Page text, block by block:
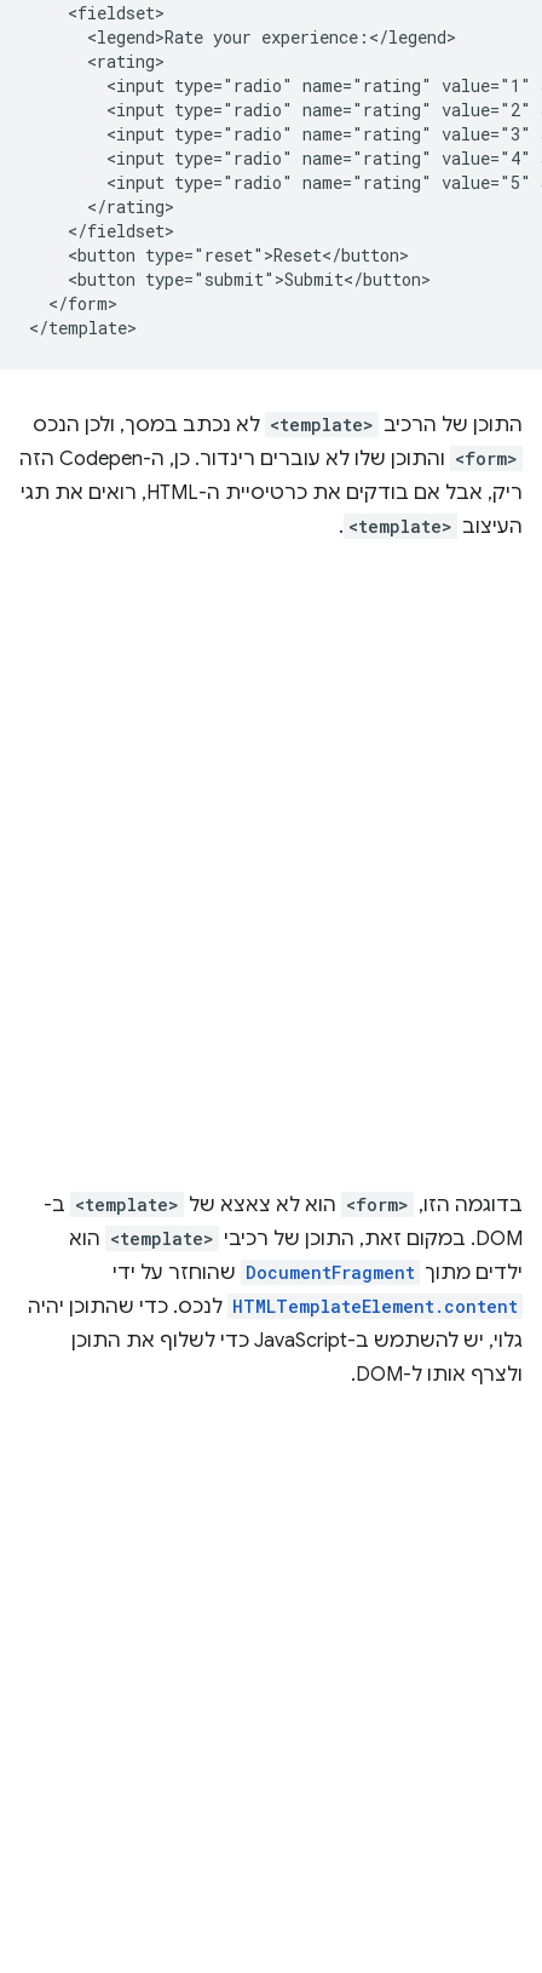
    <fieldset>
      <legend>Rate your experience:</legend>
      <rating>
<input type="radio" name="rating" value="1"
<input type="radio" name="rating" value="2"
<input type="radio" name="rating" value="3"
<input type="radio" name="rating" value="4"
<input type="radio" name="rating" value="5"
      </rating>
    </fieldset>
    <button type="reset">Reset</button>
    <button type="submit">Submit</button>
  </form>
התוכן של הרכיב <template> לא נכתב במסך, ולכן הנכס
<form>
והתוכן שלו לא עוברים רינדור. כן, ה-Codepen הזה
ריק, אבל אם בודקים את כרטיסיית ה-HTML, רואים את תגי
העיצוב <template>
.
בדוגמה הזו, <form> הוא לא צאצא של <template> ב-
DOM. במקום זאת, התוכן של רכיבי
<template> הוא
ילדים מתוך DocumentFragment שהוחזר על ידי
HTMLTemplateElement.content לנכס. כדי שהתוכן יהיה
גלוי, יש להשתמש ב-JavaScript כדי לשלוף את התוכן
ולצרף אותו ל-DOM.